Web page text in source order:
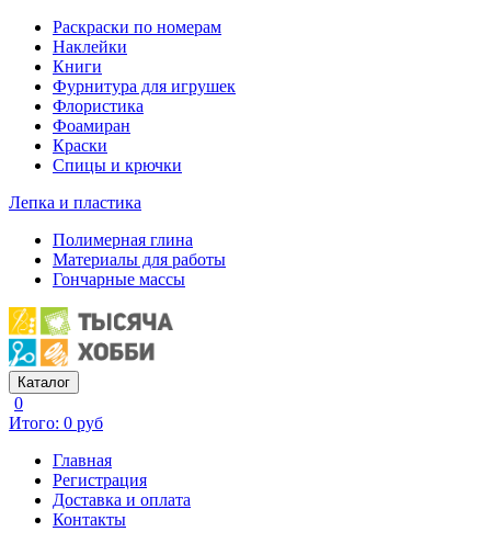
Раскраски по номерам
Наклейки
Книги
Фурнитура для игрушек
Флористика
Фоамиран
Краски
Спицы и крючки
Лепка и пластика
Полимерная глина
Материалы для работы
Гончарные массы
Каталог
0
Итого: 0 руб
Главная
Регистрация
Доставка и оплата
Контакты